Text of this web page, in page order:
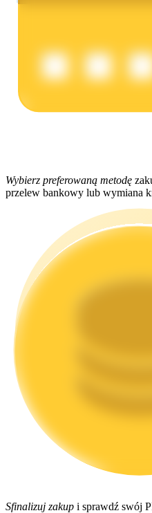
Mocna Świnka
Codziennie zdobywaj
Stawianie
Wysokie zyski i
Launchpool
Elastyczne stawianie
tokenach
Wybierz preferowaną metodę
przelew bankowy lub wymiana
Sfinalizuj zakup i sprawdź swój